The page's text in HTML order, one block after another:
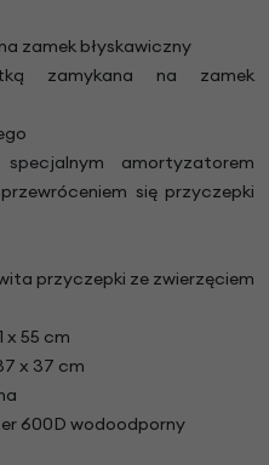
zamek błyskawiczny
zamykana na zamek
amortyzatorem
się przyczepki
przyczepki ze zwierzęciem
x 55 cm
x 37 cm
600D wodoodporny